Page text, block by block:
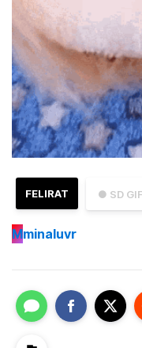
● SD GIF
FELIRAT
Mminaluvr